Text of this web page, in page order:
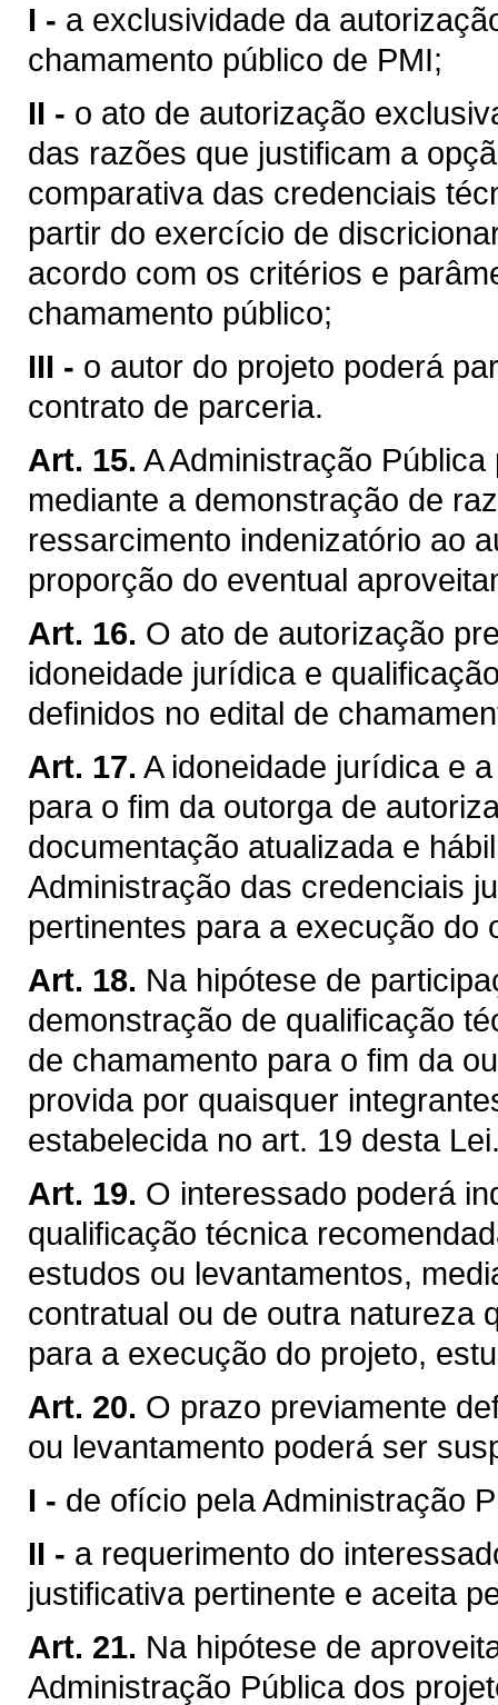
I - a exclusividade da
chamamento público de PMI;
II - o ato de autorização
das razões que justificam a
comparativa das credenciais
partir do exercício de
acordo com os critérios e
chamamento público;
III - o autor do projeto poderá
contrato de parceria.
Art. 15. A Administração
mediante a demonstração de
ressarcimento indenizatório ao
proporção do eventual
Art. 16. O ato de autorização
idoneidade jurídica e
definidos no edital de
Art. 17. A idoneidade jurídica e
para o fim da outorga de
documentação atualizada e
Administração das credenciais
pertinentes para a execução do
Art. 18. Na hipótese de
demonstração de qualificação
de chamamento para o fim da
provida por quaisquer
estabelecida no art. 19 desta
Art. 19. O interessado poderá
qualificação técnica
estudos ou levantamentos,
contratual ou de outra natureza
para a execução do projeto,
Art. 20. O prazo previamente
ou levantamento poderá ser
I - de ofício pela Administração
II - a requerimento do
justificativa pertinente e aceita
Art. 21. Na hipótese de
Administração Pública dos